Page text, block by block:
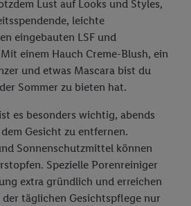
Lust auf Looks und Styles,
leichte
eingebauten LSF und
einem Hauch Creme-Blush, ein
und etwas Mascara bist du
Sommer zu bieten hat.
es besonders wichtig, abends
Gesicht zu entfernen.
Sonnenschutzmittel können
Spezielle Porenreiniger
extra gründlich und erreichen
der täglichen Gesichtspflege nur